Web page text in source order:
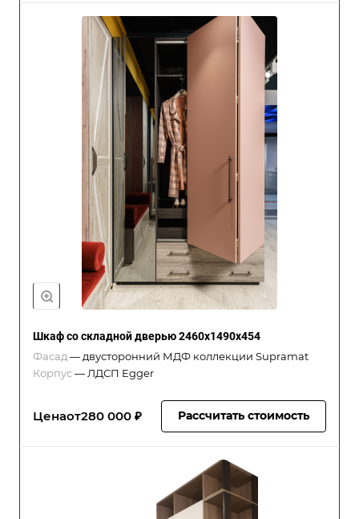
Шкаф со складной дверью 2460x1490x454
Фасад — двусторонний МДФ коллекции Supramat
Корпус— ЛДСП Egger
Ценаот280 000 ₽ Рассчитать стоимость